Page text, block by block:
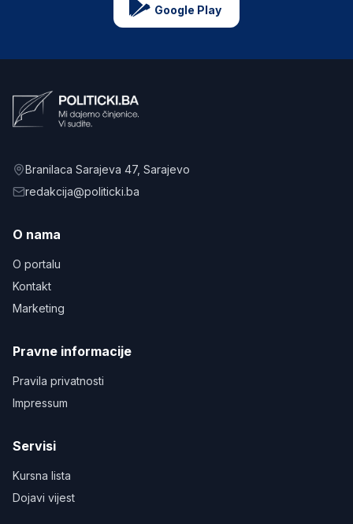
Google Play
Branilaca Sarajeva 47, Sarajevo
redakcija@politicki.ba
O nama
O portalu
Kontakt
Marketing
Pravne informacije
Pravila privatnosti
Impressum
Servisi
Kursna lista
Dojavi vijest